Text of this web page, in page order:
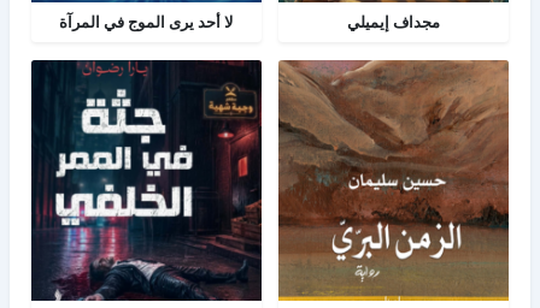
مجداف إيميلي لا أحد يرى الموج في المرآة